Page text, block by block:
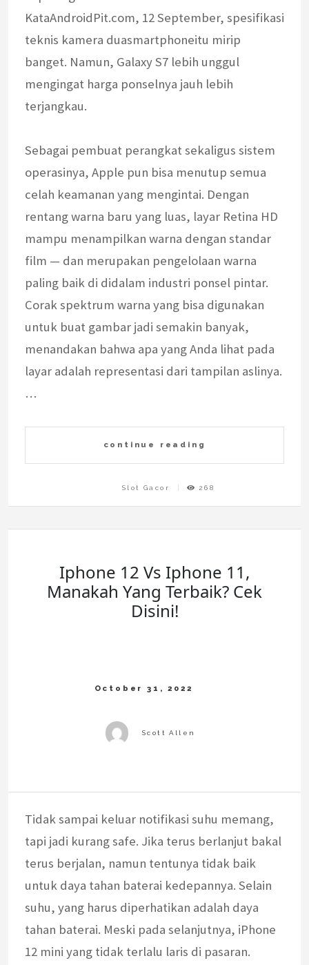
KataAndroidPit.com, 12 September, spesifikasi
teknis kamera duasmartphoneitu mirip
banget. Namun, Galaxy S7 lebih unggul
mengingat harga ponselnya jauh lebih
terjangkau.
Sebagai pembuat perangkat sekaligus sistem
operasinya, Apple pun bisa menutup semua
celah keamanan yang mengintai. Dengan
rentang warna baru yang luas, layar Retina HD
mampu menampilkan warna dengan standar
film — dan merupakan pengelolaan warna
paling baik di didalam industri ponsel pintar.
Corak spektrum warna yang bisa digunakan
untuk buat gambar jadi semakin banyak,
menandakan bahwa apa yang Anda lihat pada
layar adalah representasi dari tampilan aslinya.
…
continue reading
Slot Gacor 268
Iphone 12 Vs Iphone 11,
Manakah Yang Terbaik? Cek
Disini!
Tidak sampai keluar notifikasi suhu memang,
tapi jadi kurang safe. Jika terus berlanjut bakal
terus berjalan, namun tentunya tidak baik
untuk daya tahan baterai kedepannya. Selain
suhu, yang harus diperhatikan adalah daya
tahan baterai. Meski pada selanjutnya, iPhone
12 mini yang tidak terlalu laris di pasaran.